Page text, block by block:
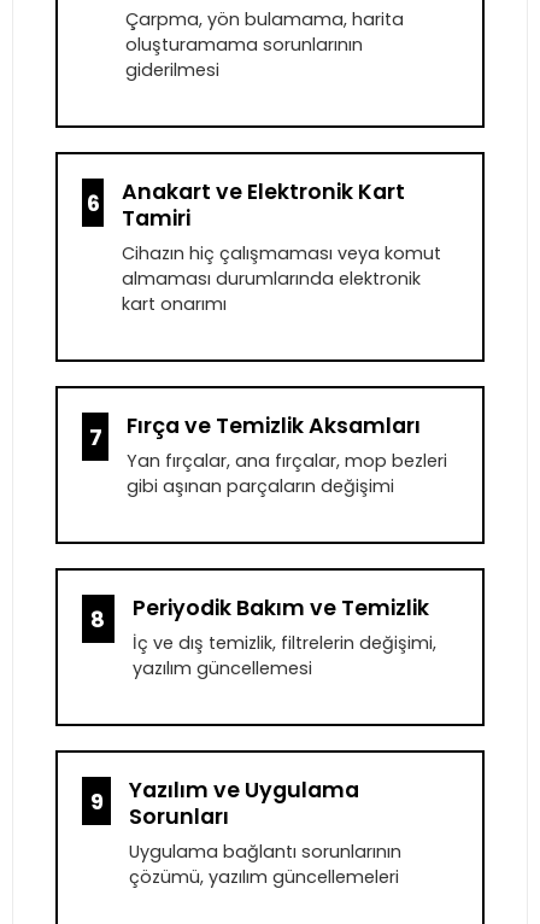
Çarpma, yön bulamama, harita
oluşturamama sorunlarının
giderilmesi
6
Anakart ve Elektronik Kart
Tamiri
Cihazın hiç çalışmaması veya komut
almaması durumlarında elektronik
kart onarımı
7 Fırça ve Temizlik Aksamları
Yan fırçalar, ana fırçalar, mop bezleri
gibi aşınan parçaların değişimi
8 Periyodik Bakım ve Temizlik
İç ve dış temizlik, filtrelerin değişimi,
yazılım güncellemesi
9
Yazılım ve Uygulama
Sorunları
Uygulama bağlantı sorunlarının
çözümü, yazılım güncellemeleri